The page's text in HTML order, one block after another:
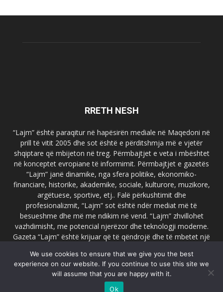
RRETH NESH
“Lajm” është paraqitur në hapësirën mediale në Maqedoni në
prill të vitit 2005 dhe sot është e përditshmja më e vjetër
shqiptare që mbijeton në treg. Përmbajtjet e veta i mbështet
në konceptet evropiane të informimit. Përmbajtjet e gazetës
“Lajm” janë dinamike, nga sfera politike, ekonomiko-
financiare, historike, akademike, sociale, kulturore, muzikore,
argëtuese, sportive, etj.. Falë përkushtimit dhe
profesionalizmit, “Lajm” sot është ndër mediat më të
besueshme dhe më me ndikim në vend. “Lajm” zhvillohet
vazhdimisht, me potencial njerëzor dhe teknologji moderne.
Gazeta “Lajm” është krijuar që të qëndrojë dhe të mbetet një
faqja zyrtare e gazetës “Lajm”, www.lajmpress.org është një
ndër portalet më të njohur në Maqedoni.
lajm.sk@gmail.com
We use cookies to ensure that we give you the best
experience on our website. If you continue to use this site we
will assume that you are happy with it.
Ok